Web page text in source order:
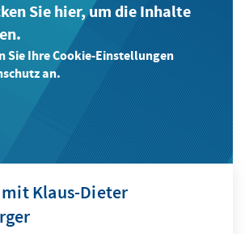
Sie hier, um die Inhalte
Sie Ihre Cookie-Einstellungen
an.
Klaus-Dieter